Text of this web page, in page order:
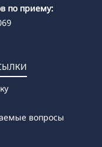
по приему:
вопросы